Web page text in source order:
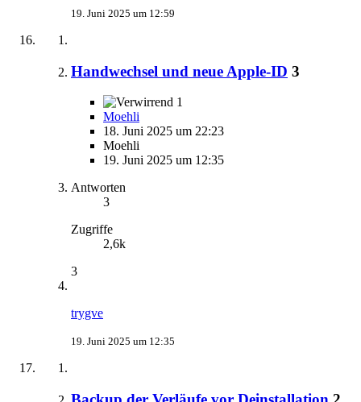
19. Juni 2025 um 12:59
Handwechsel und neue Apple-ID 3
1
Moehli
18. Juni 2025 um 22:23
Moehli
19. Juni 2025 um 12:35
Antworten
3
Zugriffe
2,6k
3
trygve
19. Juni 2025 um 12:35